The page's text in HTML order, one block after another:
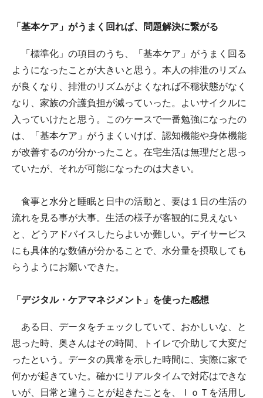
「基本ケア」がうまく回れば、問題解決に繋がる
「標準化」の項目のうち、「基本ケア」がうまく回る
ようになったことが大きいと思う。本人の排泄のリズム
が良くなり、排泄のリズムがよくなれば不穏状態がなく
なり、家族の介護負担が減っていった。よいサイクルに
入っていけたと思う。このケースで一番勉強になったの
は、「基本ケア」がうまくいけば、認知機能や身体機能
が改善するのが分かったこと。在宅生活は無理だと思っ
ていたが、それが可能になったのは大きい。
食事と水分と睡眠と日中の活動と、要は１日の生活の
流れを見る事が大事。生活の様子が客観的に見えない
と、どうアドバイスしたらよいか難しい。デイサービス
にも具体的な数値が分かることで、水分量を摂取しても
らうようにお願いできた。
「デジタル・ケアマネジメント」を使った感想
ある日、データをチェックしていて、おかしいな、と
思った時、奥さんはその時間、トイレで介助して大変だ
ったという。データの異常を示した時間に、実際に家で
何かが起きていた。確かにリアルタイムで対応はできな
いが、日常と違うことが起きたことを、ＩｏＴを活用し